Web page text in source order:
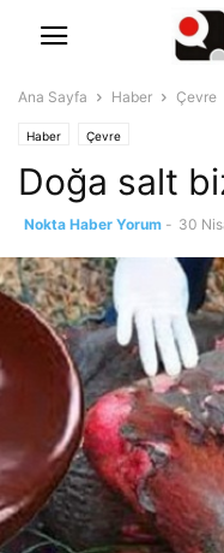
Ana Sayfa Haber Çevre
Haber Çevre
Doğa salt
Nokta Haber Yorum - 30